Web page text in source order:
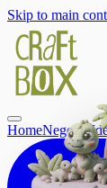
Skip to main
HomeNegozio